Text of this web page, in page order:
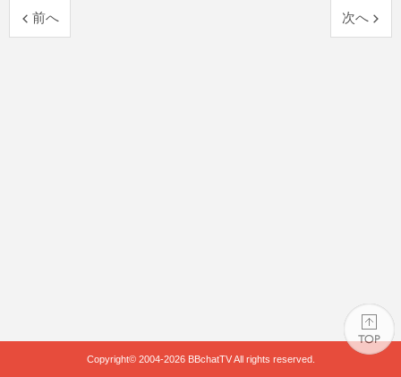
前へ 次へ
Copyright© 2004-2026 BBchatTVAll rights reserved.